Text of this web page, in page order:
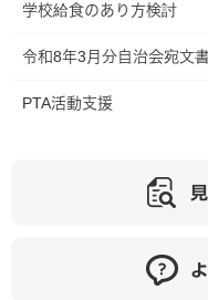
学校給食のあり方検討
令和8年3月分自治会宛文
PTA活動支援